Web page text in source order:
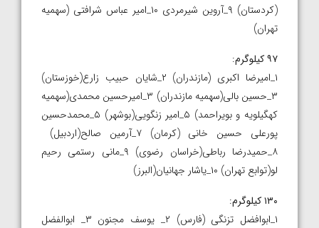
(کردستان) ۹_آروین شیرمردی ۱۰_امیر عباس شرافتی (سهمیه
تهران)
۹۷ کیلوگرم
:
۱_امیرضا اکبری (مازندران) ۲_شایان حبیب زارع(خوزستان)
۳_حسین بالی(سهمیه مازندران) ۳_امیرحسین محمدی(سهمیه
کهگیلویه و بویراحمد) ۵_امیر زنگویی(بوشهر) ۵_محمدحسین
پورعلی حسین خانی (کرمان) ۷_آرمین صالح(اردبیل)
۸_حمیدرضا رباطی(خراسان رضوی) ۹_مانی رستمی رحیم
لو(توابع تهران) ۱۰_یاشار جهانیان(البرز)
۱۳۰ کیلوگرم
:
۱_ابوافضل تزنگی (فارس) ۲_ یوسف مجنون ۳_ ابوالفضل